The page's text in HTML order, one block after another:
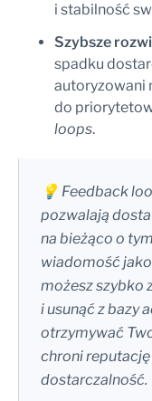
i stabilność
Szybsze
spadku
autoryzowani
do
loops.
💡 Feedback
pozwalają
na bieżąco o
wiadomość
możesz szybko
i usunąć z bazy
otrzymywać
chroni
dostarczalność.